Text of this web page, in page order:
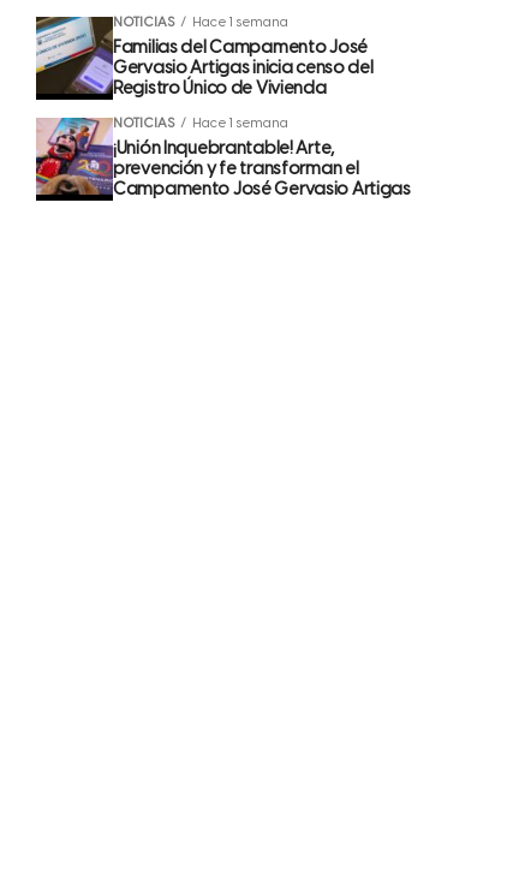
NOTICIAS Hace 1 semana
Familias del Campamento José
Gervasio Artigas inicia censo del
Registro Único de Vivienda
NOTICIAS Hace 1 semana
¡Unión Inquebrantable! Arte,
prevención y fe transforman el
Campamento José Gervasio Artigas